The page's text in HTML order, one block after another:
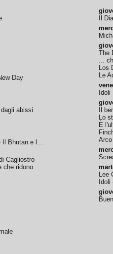
Day
abissi
Il Bhutan e l...
Cagliostro
che ridono
Il
The
...
Los
Le
Il
Lo
È
Lee